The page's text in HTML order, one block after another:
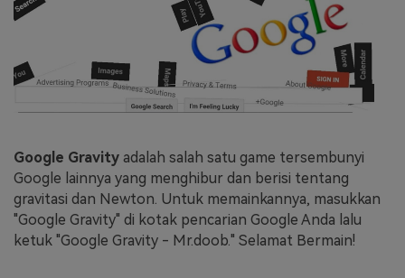
Google Gravity adalah salah satu game tersembunyi
Google lainnya yang menghibur dan berisi tentang
gravitasi dan Newton. Untuk memainkannya, masukkan
"Google Gravity" di kotak pencarian Google Anda lalu
ketuk "Google Gravity - Mr.doob." Selamat Bermain!